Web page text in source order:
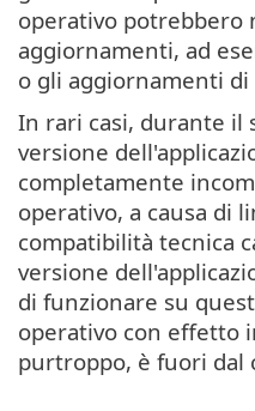
operativo
aggiornamenti, ad
o gli aggiornamenti
In rari casi, durante il
versione
completamente
operativo, a causa di
compatibilità tecnica
versione
di funzionare su
operativo con effetto
purtroppo, è fuori dal